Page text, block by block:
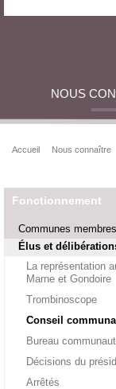
NOUS
Accueil Nous connaître
Fonctionnement
Communes membres
Élus et
La représentation
Marne et Gondoire
Trombinoscope
Conseil
Bureau
Décisions du
Arrêtés